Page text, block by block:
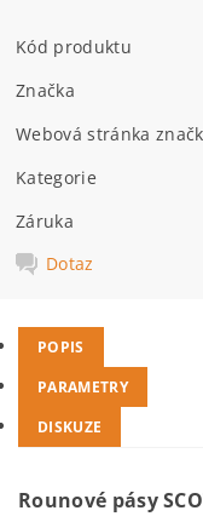
Kód produktu
Značka
Webová stránka
Kategorie
Záruka
Dotaz
POPIS
PARAMETRY
DISKUZE
Rounové pásy